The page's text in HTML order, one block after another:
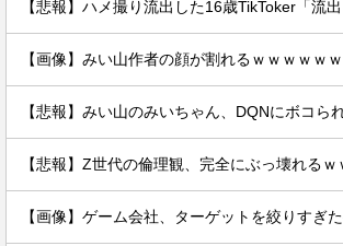
【画像】みい山作者の顔が割れるｗｗｗｗｗ
【悲報】Z世代の倫理観、完全にぶっ壊れるｗ